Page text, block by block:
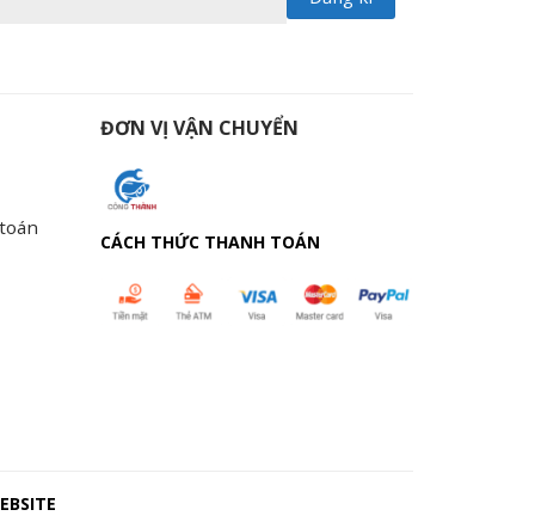
ĐƠN VỊ VẬN CHUYỂN
CÁCH THỨC THANH TOÁN